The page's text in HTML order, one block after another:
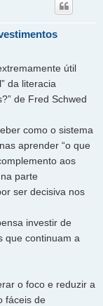
útil
da literacia
de Fred Schwed
como o sistema
aprender “o que
aos
parte
ser decisiva nos
investir de
que continuam a
o foco e reduzir a
fáceis de